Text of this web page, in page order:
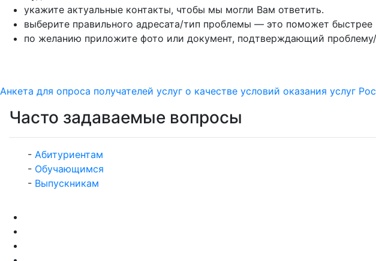
укажите актуальные контакты, чтобы мы могли Вам ответить.
выберите правильного адресата/тип проблемы — это поможет быстрее
по желанию приложите фото или документ, подтверждающий
Анкета для опроса получателей услуг о качестве условий оказания услуг
Часто задаваемые вопросы
- Абитуриентам
- Обучающимся
- Выпускникам